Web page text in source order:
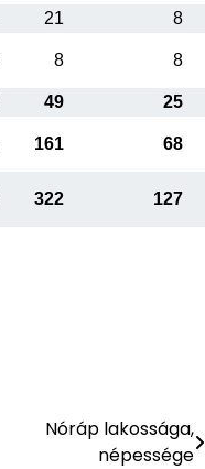
21
8
8 8
49
25
161 68
322 127
Nóráp lakossága,
népessége